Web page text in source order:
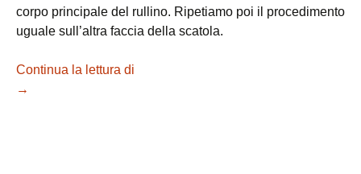
corpo principale del rullino. Ripetiamo poi il procedimento
uguale sull’altra faccia della scatola.
Continua la lettura di
→